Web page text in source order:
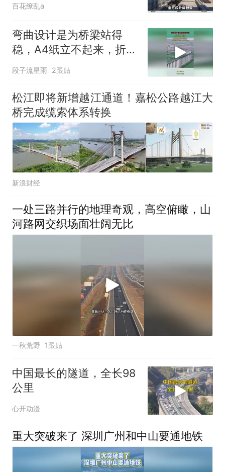
百花缭乱a
弯曲设计是为桥梁站得
稳，A4纸立不起来，折成
N状立马稳了！
段子流星雨 2跟贴
松江即将新增越江通道！嘉松公路越江大
桥完成缆索体系转换
新浪财经
一处三路并行的地理奇观，高空俯瞰，山
河路网交织场面壮阔无比
一秋荒野 1跟贴
中国最长的隧道，全长98
公里
心开动漫
重大突破来了 深圳广州和中山要通地铁